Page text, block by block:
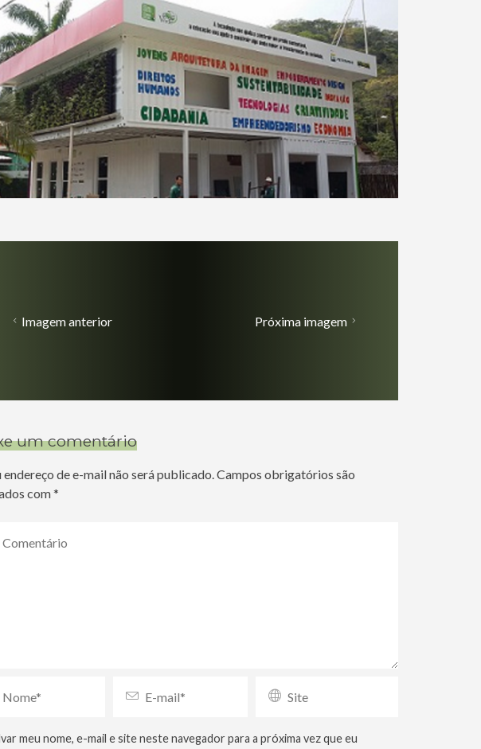
Imagem anterior Próxima imagem
um comentário
endereço de e-mail não será publicado. Campos obrigatórios são
com*
meu nome, e-mail e site neste navegador para a próxima vez que eu